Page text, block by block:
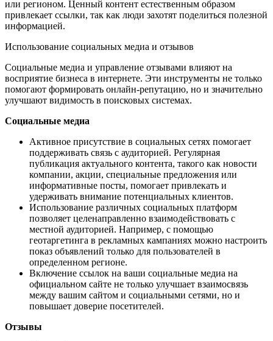
или регионом. Ценный контент естественным образом
привлекает ссылки, так как люди захотят поделиться полезной
информацией.
Использование социальных медиа и отзывов
Социальные медиа и управление отзывами влияют на
восприятие бизнеса в интернете. Эти инструменты не только
помогают формировать онлайн-репутацию, но и значительно
улучшают видимость в поисковых системах.
Социальные медиа
Активное присутствие в социальных сетях помогает
поддерживать связь с аудиторией. Регулярная
публикация актуального контента, такого как новости
компании, акции, специальные предложения или
информативные посты, помогает привлекать и
удерживать внимание потенциальных клиентов.
Использование различных социальных платформ
позволяет целенаправленно взаимодействовать с
местной аудиторией. Например, с помощью
геотаргетинга в рекламных кампаниях можно настроить
показ объявлений только для пользователей в
определенном регионе.
Включение ссылок на ваши социальные медиа на
официальном сайте не только улучшает взаимосвязь
между вашим сайтом и социальными сетями, но и
повышает доверие посетителей.
Отзывы